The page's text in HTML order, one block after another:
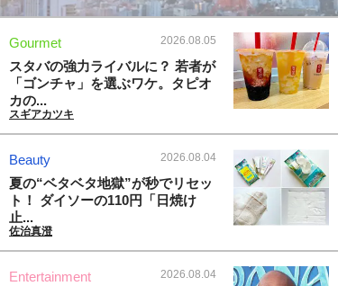
Gourmet 2026.08.05
スタバの強力ライバルに？ 若者が
「ゴンチャ」を選ぶワケ。タピオ
カの...
スギアカツキ
Beauty 2026.08.04
夏の“ベタベタ地獄”が秒でリセッ
ト！ ダイソーの110円「日焼け
止...
佐治真澄
Entertainment 2026.08.04